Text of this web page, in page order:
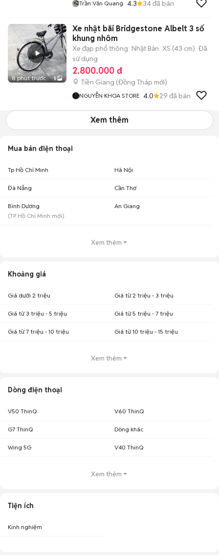
Trần Văn Quang 4.3 34đã bán
8 phút trước 5
Xe nhật bãi Bridgestone Albelt 3 số
khung nhôm
Xe đạp phổ thông Nhật Bản XS (43 cm) Đã
sử dụng
2.800.000 đ
Tiền Giang (Đồng Tháp mới)
NGUYỄN KHOA STORE 4.0 29 đã bán
Xem thêm
Mua bán điện thoại
Tp Hồ Chí Minh Hà Nội
Đà Nẵng Cần Thơ
Bình Dương
(TP Hồ Chí Minh mới)
An Giang
Xem thêm
Khoảng giá
Giá dưới 2 triệu Giá từ 2 triệu - 3 triệu
Giá từ 3 triệu - 5 triệu Giá từ 5 triệu - 7 triệu
Giá từ 7 triệu - 10 triệu Giá từ 10 triệu - 15 triệu
Xem thêm
Dòng điện thoại
V50 ThinQ V60 ThinQ
G7 ThinQ Dòng khác
Wing 5G V40 ThinQ
Xem thêm
Tiện ích
Kinh nghiệm